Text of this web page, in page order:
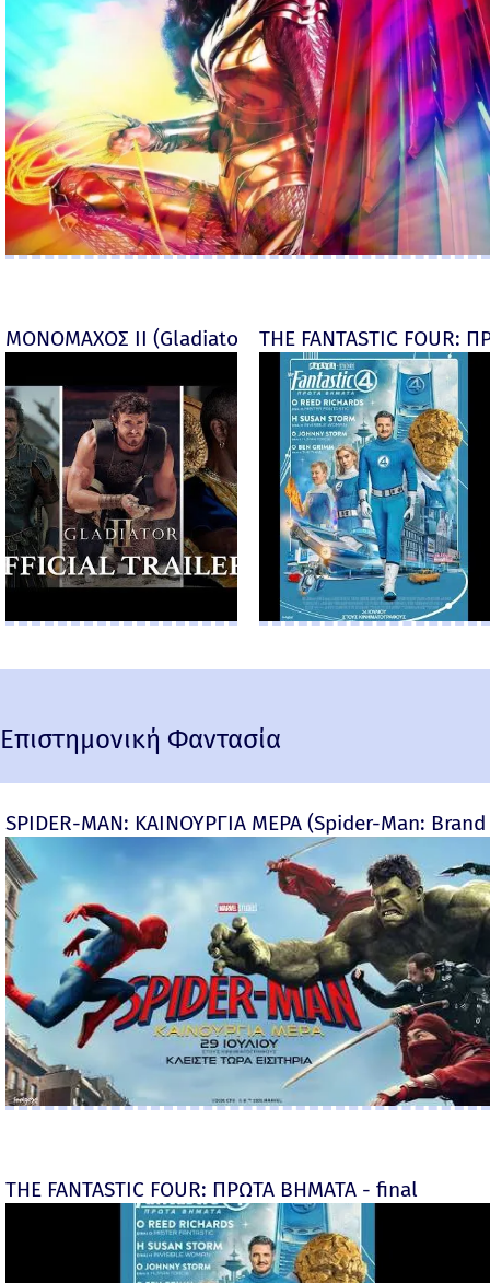
ΜΟΝΟΜΑΧΟΣ ΙΙ (Gladiator II) -THE FANTASTIC
Επιστημονική Φαντασία
SPIDER-MAN: ΚΑΙΝΟΥΡΓΙΑ ΜΕΡΑ (Spider-Man:
THE FANTASTIC FOUR: ΠΡΩΤΑ ΒΗΜΑΤΑ - final